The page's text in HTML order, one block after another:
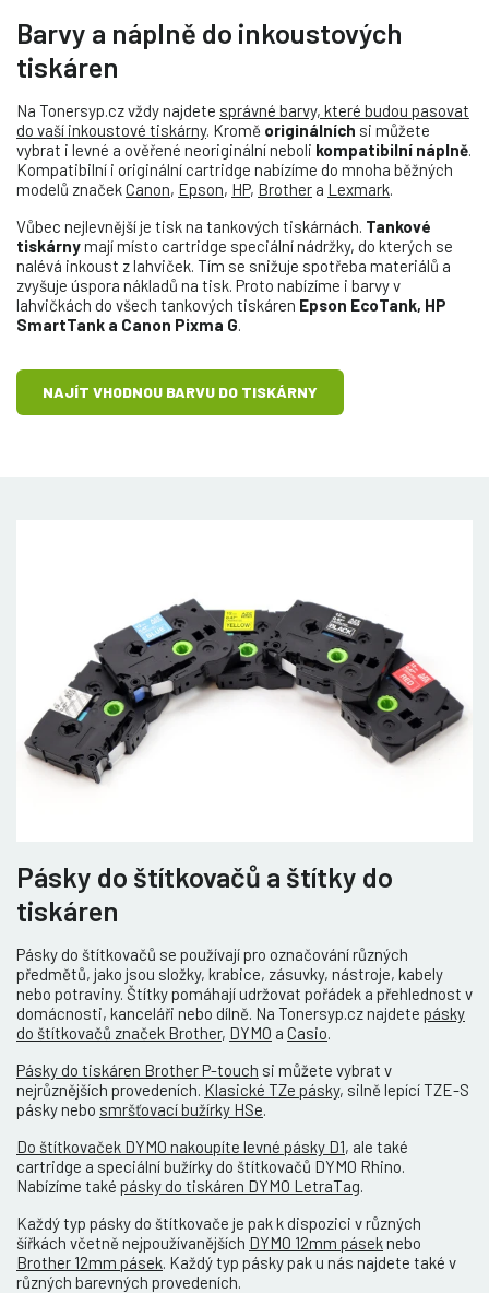
Barvy a náplně do inkoustových
tiskáren
Na Tonersyp.cz vždy najdete správné barvy, které budou pasovat
do vaší inkoustové tiskárny. Kromě originálních si můžete
vybrat i levné a ověřené neoriginální neboli kompatibilní náplně.
Kompatibilní i originální cartridge nabízíme do mnoha běžných
modelů značekCanon, Epson, HP, Brother a Lexmark.
Vůbec nejlevnější je tisk na tankových tiskárnách. Tankové
tiskárnymají místo cartridge speciální nádržky, do kterých se
nalévá inkoust z lahviček. Tím se snižuje spotřeba materiálů a
zvyšuje úspora nákladů na tisk. Proto nabízíme i barvy v
lahvičkách do všech tankových tiskáren Epson EcoTank, HP
SmartTank a Canon Pixma G.
NAJÍT VHODNOU BARVU DO TISKÁRNY
Pásky do štítkovačů a štítky do
tiskáren
Pásky do štítkovačů se používají pro označování různých
předmětů, jako jsou složky, krabice, zásuvky, nástroje, kabely
nebo potraviny. Štítky pomáhají udržovat pořádek a přehlednost v
domácnosti, kanceláři nebo dílně. Na Tonersyp.cz najdete pásky
do štítkovačů značek Brother, DYMO a Casio
Pásky do tiskáren Brother P-touch si můžete vybrat v
nejrůznějších provedeních. Klasické TZe pásky, silně lepící TZE-S
pásky nebo smršťovací bužírky HSe
Do štítkovaček DYMO nakoupíte levné pásky D1, ale také
cartridge a speciální bužírky do štítkovačů DYMO Rhino.
Nabízíme také pásky do tiskáren DYMO LetraTag
Každý typ pásky do štítkovače je pak k dispozici v různých
šířkách včetně nejpoužívanějších DYMO 12mm páseknebo
Brother 12mm pásek . Každý typ pásky pak u nás najdete také v
různých barevných provedeních.